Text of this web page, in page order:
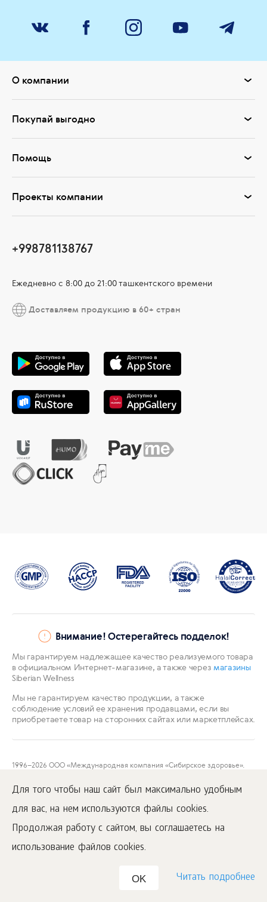
Для того чтобы наш сайт был максимально удобным
для вас, на нем используются файлы cookies.
Продолжая работу с сайтом, вы соглашаетесь на
использование файлов cookies.
OK Читать подробнее
О компании
Покупай выгодно
Помощь
Проекты компании
+998781138767
Ежедневно с 8:00 до 21:00 ташкентского времени
Доставляем продукцию в 60+ стран
Внимание! Остерегайтесь подделок!
Мы гарантируем надлежащее качество реализуемого товара
в официальном Интернет-магазине, а также через магазины
Siberian Wellness
Мы не гарантируем качество продукции, а также
соблюдение условий ее хранения продавцами, если вы
приобретаете товар на сторонних сайтах или маркетплейсах.
1996–2026 ООО «Международная компания «Сибирское здоровье».
Воспроизведение материалов данного сайта возможно при условии
обязательного размещения активной ссылки на
www.siberianwellness.com.
Публичная оферта